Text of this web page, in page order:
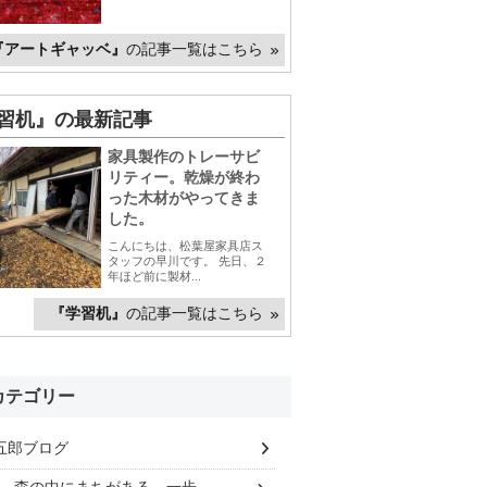
アートギャッベ』 の記事一覧はこちら
机』の最新記事
家具製作のトレーサビ
リティー。乾燥が終わ
った木材がやってきま
した。
こんにちは、松葉屋家具店ス
タッフの早川です。 先日、２
年ほど前に製材...
『学習机』 の記事一覧はこちら
テゴリー
郎ブログ